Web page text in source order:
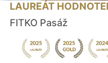
LAUREÁT
FITKO Pasáž